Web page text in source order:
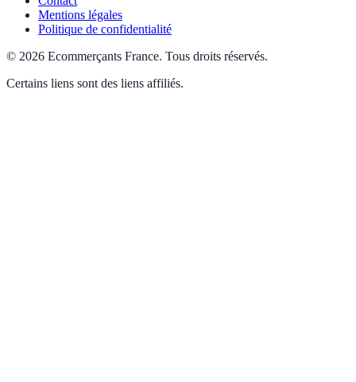
Mentions légales
Politique de confidentialité
© 2026 Ecommerçants France. Tous droits réservés.
Certains liens sont des liens affiliés.